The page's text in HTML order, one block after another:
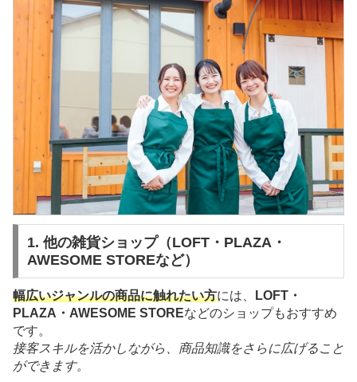
1. 他の雑貨ショップ（LOFT・PLAZA・
AWESOME STOREなど）
幅広いジャンルの商品に触れたい方には、
LOFT・
PLAZA・AWESOME STOREなどのショップもおすすめ
です。
接客スキルを活かしながら、商品知識をさらに広げること
ができます。